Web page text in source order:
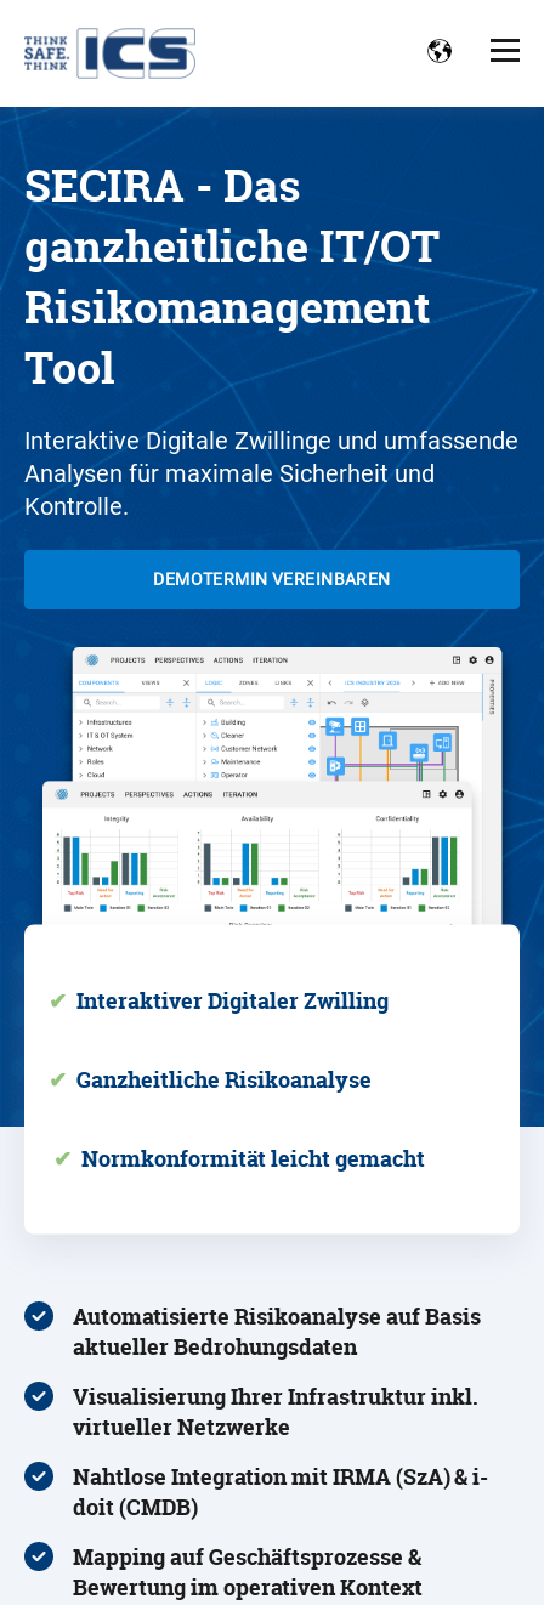
SECIRA - Das
ganzheitliche IT/OT
Risikomanagement
Tool
Interaktive Digitale Zwillinge und umfassende
Analysen für maximale Sicherheit und
Kontrolle.
DEMOTERMIN VEREINBAREN
✔ Interaktiver Digitaler Zwilling
✔ Ganzheitliche Risikoanalyse
✔ Normkonformität leicht gemacht
Automatisierte Risikoanalyse auf Basis
aktueller Bedrohungsdaten
Visualisierung Ihrer Infrastruktur inkl.
virtueller Netzwerke
Nahtlose Integration mit IRMA (SzA) & i-
doit (CMDB)
Mapping auf Geschäftsprozesse &
Bewertung im operativen Kontext